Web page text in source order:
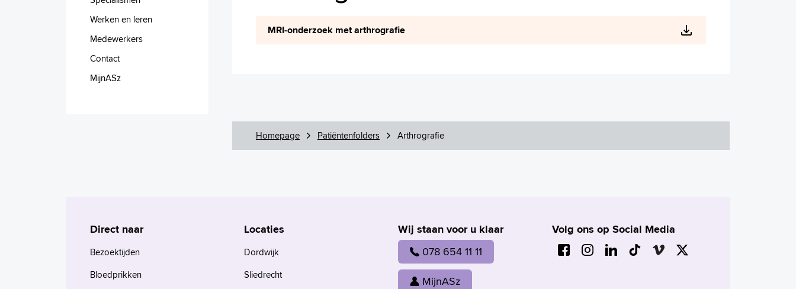
Werken en leren
Medewerkers
Contact
MijnASz
MRI-onderzoek met arthrografie
Homepage Patiëntenfolders Arthrografie
Wij staan voor u klaar
078 654 11 11
MijnASz
Volg ons op Social Media
Direct naar
Bezoektijden
Bloedprikken
Locaties
Dordwijk
Sliedrecht